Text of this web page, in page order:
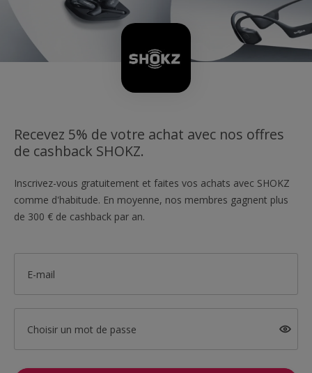
Recevez 5% de votre achat avec nos offres
de cashback SHOKZ.
Inscrivez-vous gratuitement et faites vos achats avec SHOKZ
comme d'habitude. En moyenne, nos membres gagnent plus
de 300 € de cashback par an.
E-mail
Choisir un mot de passe